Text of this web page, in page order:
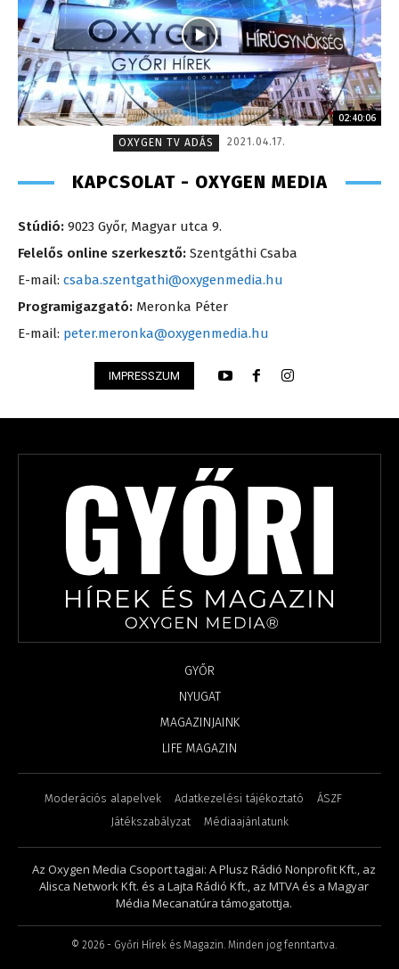
02:40:06
OXYGEN TV ADÁS
2021.04.17.
KAPCSOLAT - OXYGEN MEDIA
Stúdió: 9023 Győr, Magyar utca 9.
Felelős online szerkesztő: Szentgáthi Csaba
E-mail: csaba.szentgathi@oxygenmedia.hu
Programigazgató: Meronka Péter
E-mail: peter.meronka@oxygenmedia.hu
IMPRESSZUM
GYŐR
NYUGAT
MAGAZINJAINK
LIFE MAGAZIN
Moderációs alapelvek Adatkezelési tájékoztató
ÁSZF
Játékszabályzat
Médiaajánlatunk
Az Oxygen Media Csoport tagjai: A Plusz Rádió Nonprofit Kft., az
Alisca Network Kft. és a Lajta Rádió Kft., az MTVA és a Magyar
Média Mecanatúra támogatottja.
© 2026 - Győri Hírek és Magazin. Minden jog fenntartva.